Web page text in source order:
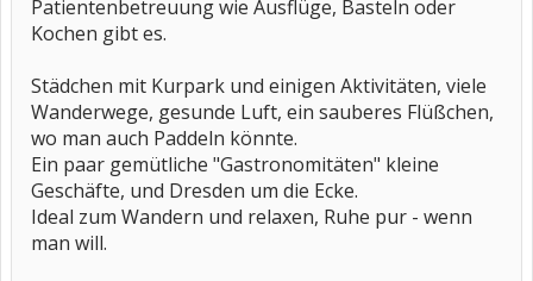
Patientenbetreuung wie Ausflüge, Basteln oder
Kochen gibt es.
Städchen mit Kurpark und einigen Aktivitäten, viele
Wanderwege, gesunde Luft, ein sauberes Flüßchen,
wo man auch Paddeln könnte.
Ein paar gemütliche "Gastronomitäten" kleine
Geschäfte, und Dresden um die Ecke.
Ideal zum Wandern und relaxen, Ruhe pur - wenn
man will.